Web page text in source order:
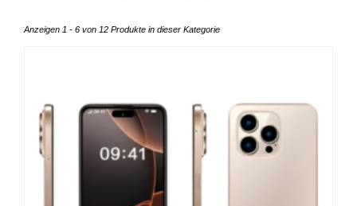
Anzeigen 1 - 6 von 12 Produkte in dieser Kategorie